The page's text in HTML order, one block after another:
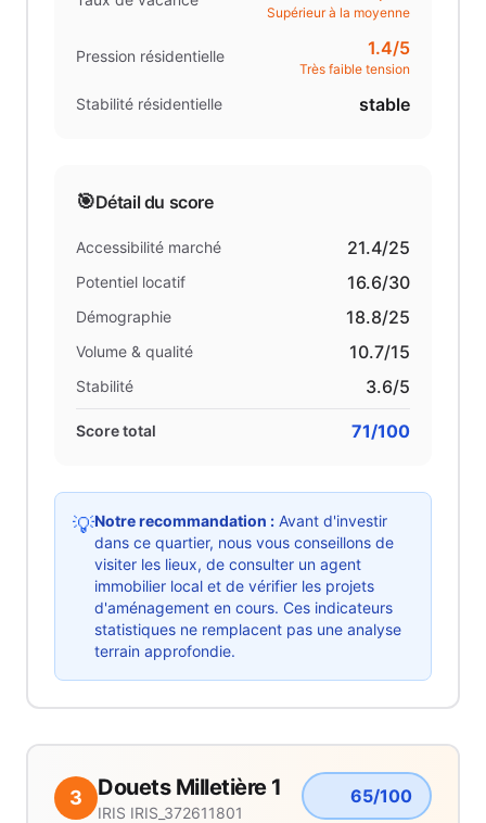
Supérieur à la moyenne
Pression résidentielle 1.4/5
Très faible tension
Stabilité résidentielle stable
🎯Détail du score
Accessibilité marché 21.4/25
Potentiel locatif 16.6/30
Démographie 18.8/25
Volume & qualité 10.7/15
Stabilité 3.6/5
Score total 71/100
💡Notre recommandation : Avant d'investir
dans ce quartier, nous vous conseillons de
visiter les lieux, de consulter un agent
immobilier local et de vérifier les projets
d'aménagement en cours. Ces indicateurs
statistiques ne remplacent pas une analyse
terrain approfondie.
3 Douets Milletière 1
IRIS IRIS_372611801
65/100